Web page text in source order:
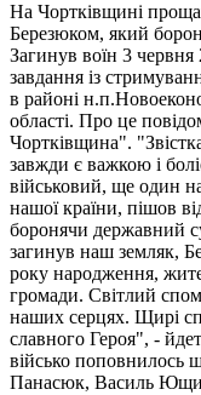
На Чортківщині
Березюком, який
Загинув воїн 3
завдання із
в районі
області. Про це
Чортківщина".
завжди є важкою і
військовий, ще один
нашої країни, пішов
боронячи державний
загинув наш земляк,
року народження,
громади. Світлий
наших серцях. Щирі
славного Героя", -
військо поповнилось
Панасюк, Василь